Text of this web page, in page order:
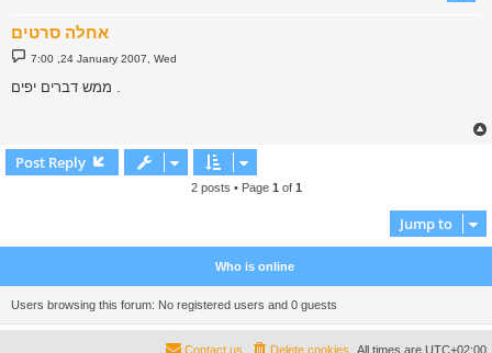
אחלה סרטים
P
o
t
7:00 ,24 January 2007, Wed
Post Reply
2 posts • Page 1 of 1
Jump to
Who is online
Users browsing this forum: No registered users and 0 guests
All times are UTC+02:00
Delete cookies
Contact us